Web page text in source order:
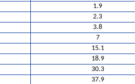
1.9
2.3
3.8
7
15.1
18.9
30.3
37.9